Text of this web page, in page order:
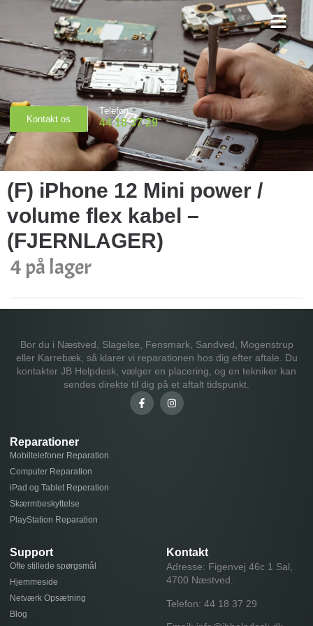
Kontakt os
Telefon
44 18 37 29
(F) iPhone 12 Mini power /
volume flex kabel –
(FJERNLAGER)
4 på lager
Bor du i Næstved, Slagelse, Fensmark, Sandved, Mogenstrup
eller Karrebæk, så klarer vi reparationen hos dig efter aftale. Du
kontakter JB Helpdesk, vælger en placering, og en tekniker kan
sendes direkte til dig på et aftalt tidspunkt.
Reparationer
Mobiltelefoner Reparation
Computer Reparation
iPad og Tablet Reperation
Skærmbeskyttelse
PlayStation Reparation
Support
Ofte stillede spørgsmål
Hjemmeside
Netværk Opsætning
Blog
Kontakt
Adresse: Figenvej 46c 1 Sal,
4700 Næstved.
Telefon: 44 18 37 29